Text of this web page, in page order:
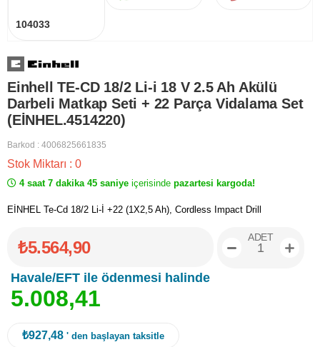
104033
Einhell TE-CD 18/2 Li-i 18 V 2.5 Ah Akülü
Darbeli Matkap Seti + 22 Parça Vidalama Set
(EİNHEL.4514220)
Barkod : 4006825661835
Stok Miktarı : 0
4 saat 7 dakika 45 saniye içerisinde pazartesi kargoda!
EİNHEL Te-Cd 18/2 Li-İ +22 (1X2,5 Ah), Cordless Impact Drill
₺5.564,90
Havale/EFT ile ödenmesi halinde
5.008,41
ADET
₺927,48 ' den başlayan taksitle